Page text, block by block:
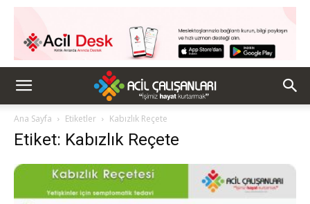
Ana Sayfa Etiketler Kabızlık Reçete
Etiket: Kabızlık Reçete